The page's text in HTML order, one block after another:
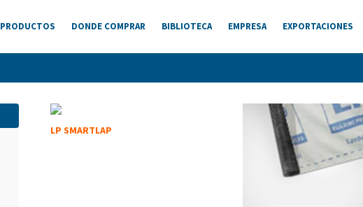
PRODUCTOS DONDE COMPRAR BIBLIOTECA EMPRESA EXPORTACIONES
LP SMARTLAP